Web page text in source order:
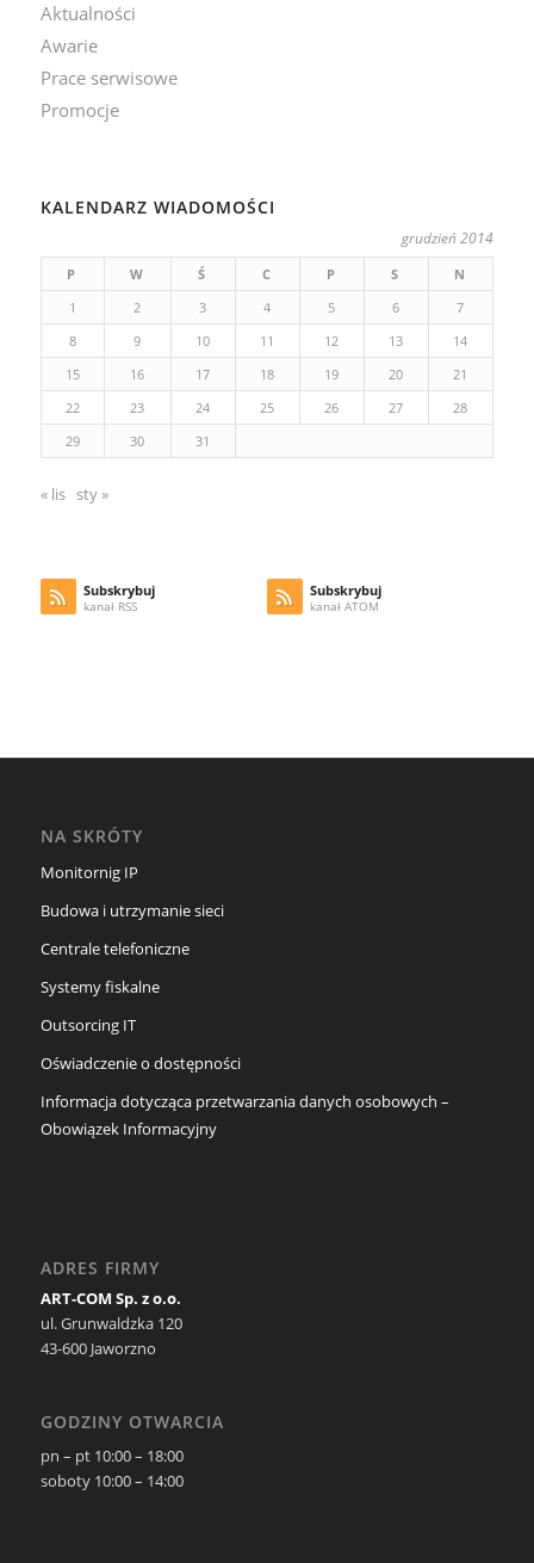
Aktualności
Awarie
Prace serwisowe
Promocje
KALENDARZ WIADOMOŚCI
grudzień 2014
P W Ś C P S
N
1
2 3 4 5 6
7
8
9 10 11 12 13
14
15
16 17 18 19 20
21
22
23 24 25 26 27
28
29
30 31
« lis sty »
Subskrybuj
kanał RSS
Subskrybuj
kanał ATOM
NA SKRÓTY
Monitornig IP
Budowa i utrzymanie sieci
Centrale telefoniczne
Systemy fiskalne
Outsorcing IT
Oświadczenie o dostępności
Informacja dotycząca przetwarzania danych osobowych –
Obowiązek Informacyjny
ADRES FIRMY
ART-COM Sp. z o.o.
ul. Grunwaldzka 120
43-600 Jaworzno
GODZINY OTWARCIA
pn – pt 10:00 – 18:00
soboty 10:00 – 14:00